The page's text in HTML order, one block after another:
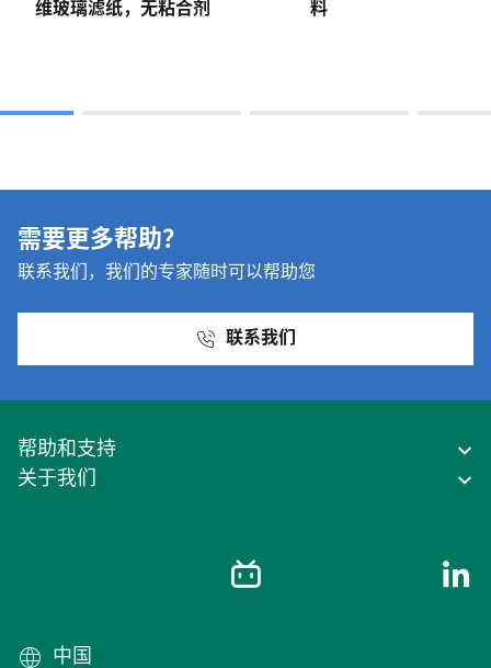
维玻璃滤纸，无粘合剂
料
需要更多帮助？
联系我们，我们的专家随时可以帮助您
联系我们
帮助和支持
关于我们
中国